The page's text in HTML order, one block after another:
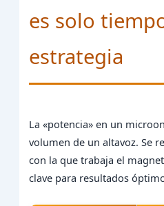
es solo
estrategia
La «potencia» en un
volumen de un altavoz. Se
con la que trabaja el
clave para resultados